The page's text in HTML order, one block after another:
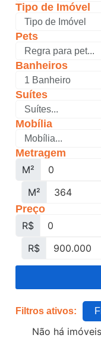
Tipo de Imóvel
Pets
Banheiros
Suítes
Mobília
Metragem
M²
M²
Preço
R$
R$
Filtros ativos:
Não há